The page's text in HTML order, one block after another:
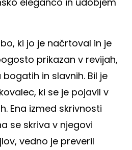
ki jo je načrtoval in je
prikazan v revijah,
in slavnih. Bil je
ki se je pojavil v
Ena izmed skrivnosti
se skriva v njegovi
vedno je preveril